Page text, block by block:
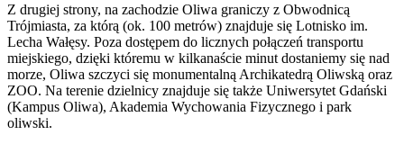
Z drugiej strony, na zachodzie Oliwa graniczy z Obwodnicą
Trójmiasta, za którą (ok. 100 metrów) znajduje się Lotnisko im.
Lecha Wałęsy. Poza dostępem do licznych połączeń transportu
miejskiego, dzięki któremu w kilkanaście minut dostaniemy się nad
morze, Oliwa szczyci się monumentalną Archikatedrą Oliwską oraz
ZOO. Na terenie dzielnicy znajduje się także Uniwersytet Gdański
(Kampus Oliwa), Akademia Wychowania Fizycznego i park
oliwski.